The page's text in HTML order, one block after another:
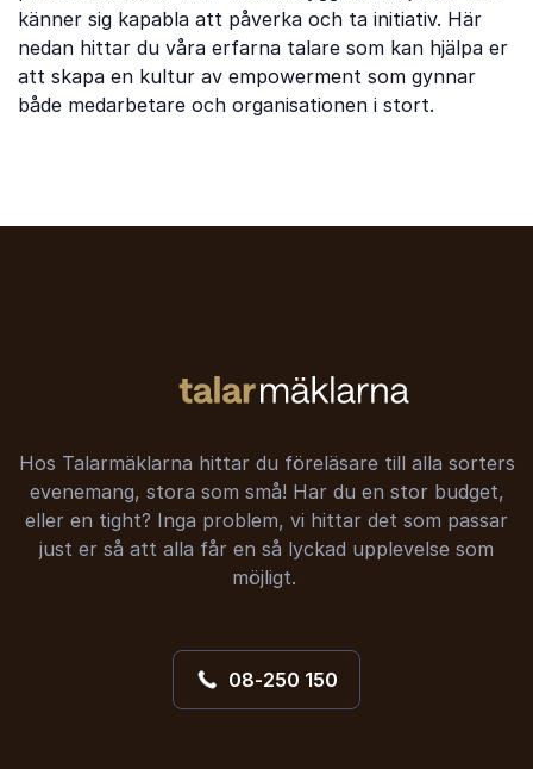
känner sig kapabla att påverka och ta initiativ. Här
nedan hittar du våra erfarna talare som kan hjälpa er
att skapa en kultur av empowerment som gynnar
både medarbetare och organisationen i stort.
Hos Talarmäklarna hittar du föreläsare till alla sorters
evenemang, stora som små! Har du en stor budget,
eller en tight? Inga problem, vi hittar det som passar
just er så att alla får en så lyckad upplevelse som
möjligt.
08-250 150